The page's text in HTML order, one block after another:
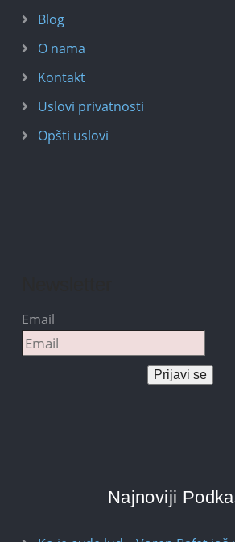
Blog
O nama
Kontakt
Uslovi privatnosti
Opšti uslovi
Email
Prijavi se
Najnoviji